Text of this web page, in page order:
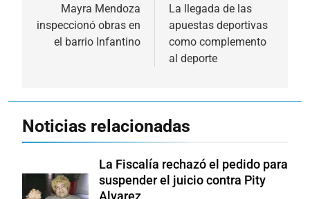
entradas
Mayra Mendoza
inspeccionó obras en
el barrio Infantino
La llegada de las
apuestas deportivas
como complemento
al deporte
Noticias relacionadas
La Fiscalía rechazó el pedido para
suspender el juicio contra Pity
Alvarez